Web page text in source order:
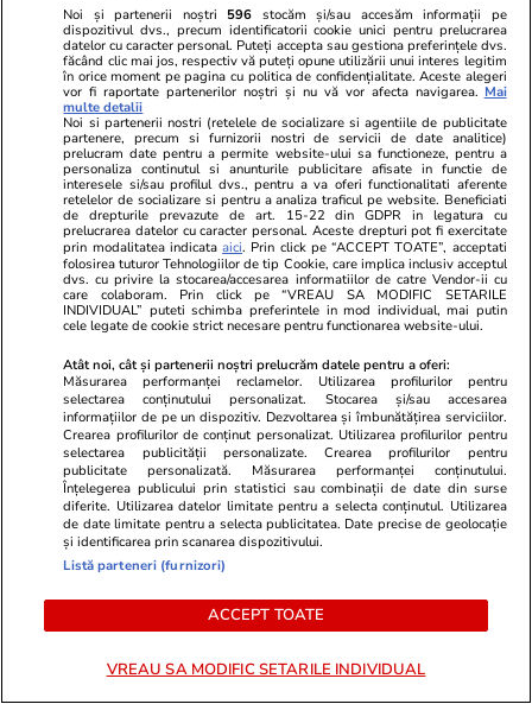
Lifestyle 04 aug.
Cum se scrie corect: bineînțeles
sau bine înțeles
Bani și Afaceri 03 aug.
contul unei persoane decedate
Lifestyle 03 aug.
și cum se utilizează
Noi și partenerii noștri 596 stocăm și/sau accesăm informații pe
dispozitivul dvs., precum identificatorii cookie unici pentru prelucrarea
datelor cu caracter personal. Puteți accepta sau gestiona preferințele dvs.
făcând clic mai jos, respectiv vă puteți opune utilizării unui interes legitim
în orice moment pe pagina cu politica de confidențialitate. Aceste alegeri
vor fi raportate partenerilor noștri și nu vă vor afecta navigarea. Mai
multe detalii
Noi si partenerii nostri (retelele de socializare si agentiile de publicitate
partenere, precum si furnizorii nostri de servicii de date analitice)
prelucram date pentru a permite website-ului sa functioneze, pentru a
personaliza continutul si anunturile publicitare afisate in functie de
interesele si/sau profilul dvs., pentru a va oferi functionalitati aferente
retelelor de socializare si pentru a analiza traficul pe website. Beneficiati
de drepturile prevazute de art. 15-22 din GDPR in legatura cu
prelucrarea datelor cu caracter personal. Aceste drepturi pot fi exercitate
prin modalitatea indicataaici. Prin click pe “ACCEPT TOATE”, acceptati
folosirea tuturor Tehnologiilor de tip Cookie, care implica inclusiv acceptul
dvs. cu privire la stocarea/accesarea informatiilor de catre Vendor-ii cu
care colaboram. Prin click pe “VREAU SA MODIFIC SETARILE
INDIVIDUAL” puteti schimba preferintele in mod individual, mai putin
cele legate de cookie strict necesare pentru functionarea website-ului.
Atât noi, cât și partenerii noștri prelucrăm datele pentru a oferi:
Măsurarea performanței reclamelor. Utilizarea profilurilor pentru
selectarea conținutului personalizat. Stocarea și/sau accesarea
informațiilor de pe un dispozitiv. Dezvoltarea și îmbunătățirea serviciilor.
Crearea profilurilor de conținut personalizat. Utilizarea profilurilor pentru
selectarea publicității personalizate. Crearea profilurilor pentru
publicitate personalizată. Măsurarea performanței conținutului.
Înțelegerea publicului prin statistici sau combinații de date din surse
diferite. Utilizarea datelor limitate pentru a selecta conținutul. Utilizarea
de date limitate pentru a selecta publicitatea. Date precise de geolocație
și identificarea prin scanarea dispozitivului.
Listă parteneri (furnizori)
ACCEPT TOATE
VREAU SA MODIFIC SETARILE INDIVIDUAL